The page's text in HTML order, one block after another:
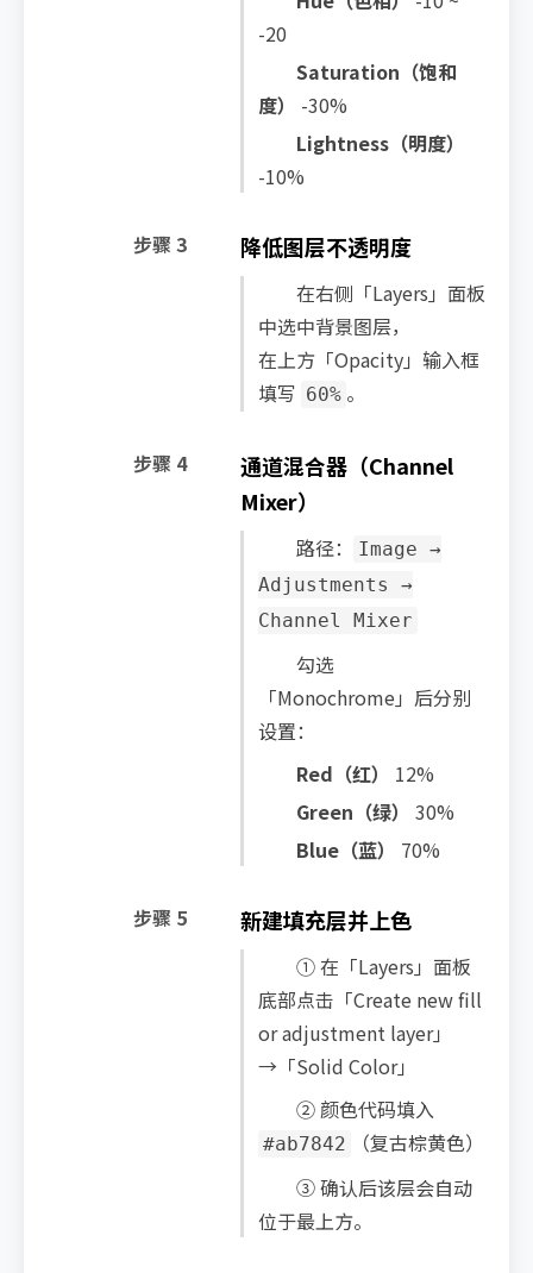
-20
Saturation（饱和
度）
-30%
Lightness（明度）
-10%
降低图层不透明度
在右侧「Layers」面板
中选中背景图层，
在上方「Opacity」输入框
填写 60% 。
步骤 3
通道混合器（Channel
Mixer）
路径：
Image →
Adjustments →
Channel Mixer
勾选
「Monochrome」后分别
设置：
Red（红）
12%
Green（绿）
30%
Blue（蓝）
70%
步骤 4
新建填充层并上色
① 在「Layers」面板
底部点击「Create new fill
or adjustment layer」
→「Solid Color」
② 颜色代码填入
#ab7842
（复古棕黄色）
③ 确认后该层会自动
位于最上方。
步骤 5